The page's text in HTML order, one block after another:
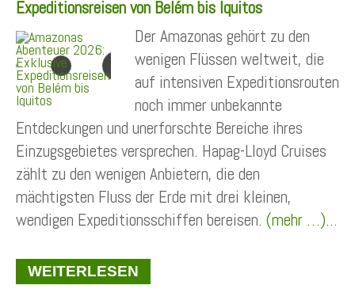
Expeditionsreisen von Belém bis Iquitos
Der Amazonas gehört zu den
wenigen Flüssen weltweit, die
auf intensiven Expeditionsrouten
noch immer unbekannte
Entdeckungen und unerforschte Bereiche ihres
Einzugsgebietes versprechen. Hapag-Lloyd Cruises
zählt zu den wenigen Anbietern, die den
mächtigsten Fluss der Erde mit drei kleinen,
wendigen Expeditionsschiffen bereisen. (mehr …)...
WEITERLESEN